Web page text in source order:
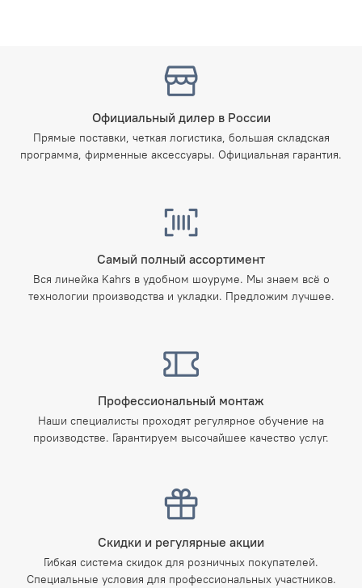
Официальный дилер в России
Прямые поставки, четкая логистика, большая складская
программа, фирменные аксессуары. Официальная гарантия.
Самый полный ассортимент
Вся линейка Kahrs в удобном шоуруме. Мы знаем всё о
технологии производства и укладки. Предложим лучшее.
Профессиональный монтаж
Наши специалисты проходят регулярное обучение на
производстве. Гарантируем высочайшее качество услуг.
Скидки и регулярные акции
Гибкая система скидок для розничных покупателей.
Специальные условия для профессиональных участников.